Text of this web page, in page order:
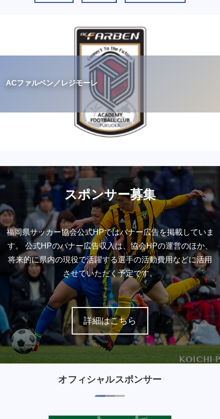
ACファルベン／レジモーレ
スポンサー募集
福岡県サッカー協会公式HPではバナー広告を掲載していま
す。 公式HPのバナー広告収入は、協会HPの運営のほか、
将来的に県内の現役で活躍する選手の活動費用などに活用
させていただく予定です。
詳細はこちら
オフィシャルスポンサー